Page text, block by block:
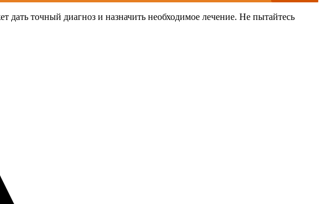
точный диагноз и назначить необходимое лечение. Не пытайтесь